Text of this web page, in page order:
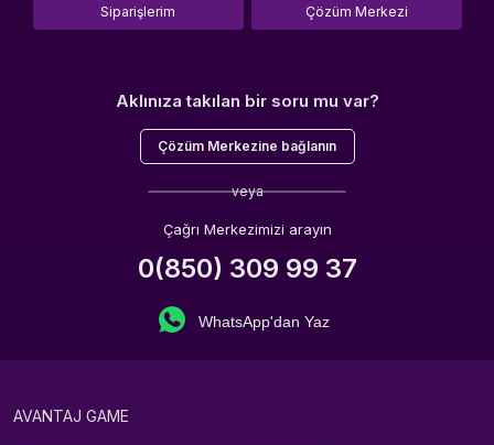
Siparişlerim Çözüm Merkezi
Aklınıza takılan bir soru mu var?
Çözüm Merkezine bağlanın
veya
Çağrı Merkezimizi arayın
0(850) 309 99 37
WhatsApp'dan Yaz
AVANTAJ GAME